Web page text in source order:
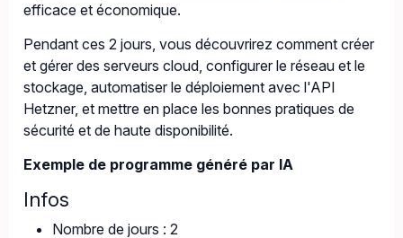
efficace et économique.
Pendant ces 2 jours, vous découvrirez comment créer
et gérer des serveurs cloud, configurer le réseau et le
stockage, automatiser le déploiement avec l'API
Hetzner, et mettre en place les bonnes pratiques de
sécurité et de haute disponibilité.
Exemple de programme généré par IA
Infos
Nombre de jours : 2